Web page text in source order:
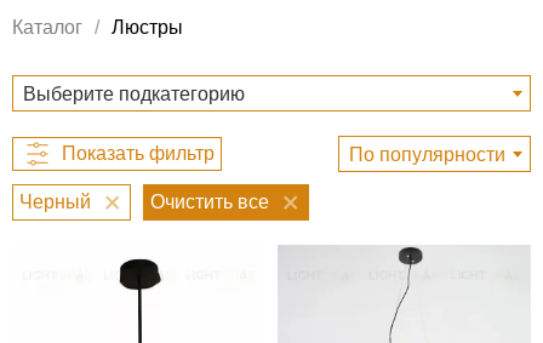
Каталог Люстры
Выберите подкатегорию
По популярности
Черный